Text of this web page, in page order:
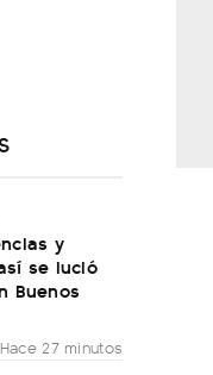
y
se lució
Buenos
Hace 27 minutos